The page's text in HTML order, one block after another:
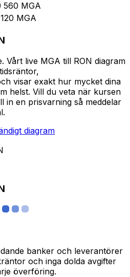
560 MGA
MGA
Vårt live MGA till RON diagram
visar exakt hur mycket dina
helst. Vill du veta när kursen
in en prisvarning så meddelar
diagram
banker och leverantörer
och inga dolda avgifter
överföring.